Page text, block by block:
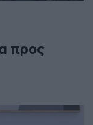
προς